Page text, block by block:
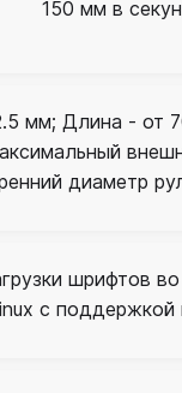
150 мм в
мм; Длина - от
диаметр
шрифтов
с поддержкой